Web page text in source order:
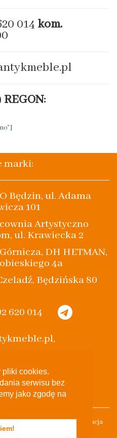
pliki cookies.
serwisu bez
jako zgodę na
014 kom.
REGON:
marki:
Będzin, ul. Adama
101
Artystyczno
ul. Krawiecka 2
DH HETMAN,
4a
Będzińska 80
620 014
Zastrzeżone Projekt & Realizacja